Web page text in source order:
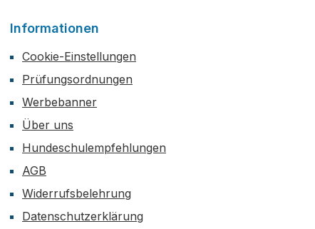
Informationen
Cookie-Einstellungen
Prüfungsordnungen
Werbebanner
Über uns
Hundeschulempfehlungen
AGB
Widerrufsbelehrung
Datenschutzerklärung